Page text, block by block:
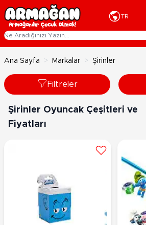
İçeriğe geç
TR
Ana Sayfa > Markalar > Şirinler
Filtreler
Şirinler Oyuncak Çeşitleri ve
Fiyatları